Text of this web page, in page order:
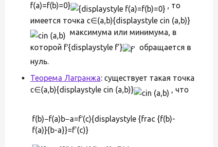
f(a)=f(b)=0}
, то
имеется точка c∈(a,b){displaystyle cin (a,b)}
максимума или минимума, в
которой f′{displaystyle f’}
обращается в
нуль.
Теорема Лагранжа: существует такая точка
c∈(a,b){displaystyle cin (a,b)}
, что
f(b)−f(a)b−a=f′(c){displaystyle {frac {f(b)-
f(a)}{b-a}}=f'(c)}